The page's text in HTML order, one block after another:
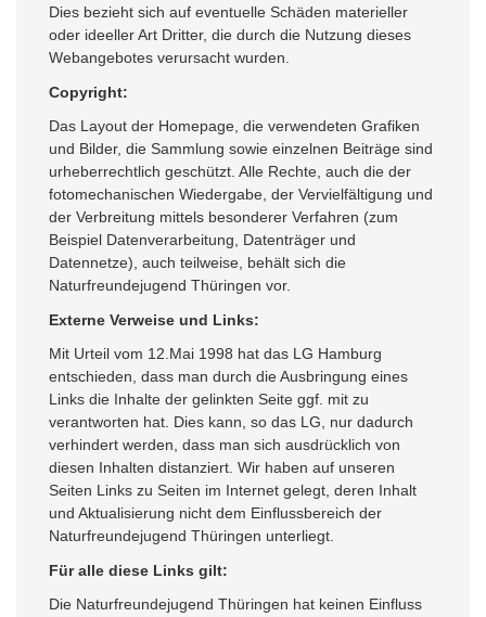
Dies bezieht sich auf eventuelle Schäden materieller
oder ideeller Art Dritter, die durch die Nutzung dieses
Webangebotes verursacht wurden.
Copyright:
Das Layout der Homepage, die verwendeten Grafiken
und Bilder, die Sammlung sowie einzelnen Beiträge sind
urheberrechtlich geschützt. Alle Rechte, auch die der
fotomechanischen Wiedergabe, der Vervielfältigung und
der Verbreitung mittels besonderer Verfahren (zum
Beispiel Datenverarbeitung, Datenträger und
Datennetze), auch teilweise, behält sich die
Naturfreundejugend Thüringen vor.
Externe Verweise und Links:
Mit Urteil vom 12.Mai 1998 hat das LG Hamburg
entschieden, dass man durch die Ausbringung eines
Links die Inhalte der gelinkten Seite ggf. mit zu
verantworten hat. Dies kann, so das LG, nur dadurch
verhindert werden, dass man sich ausdrücklich von
diesen Inhalten distanziert. Wir haben auf unseren
Seiten Links zu Seiten im Internet gelegt, deren Inhalt
und Aktualisierung nicht dem Einflussbereich der
Naturfreundejugend Thüringen unterliegt.
Für alle diese Links gilt:
Die Naturfreundejugend Thüringen hat keinen Einfluss